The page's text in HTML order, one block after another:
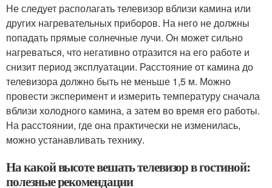
Не следует располагать телевизор вблизи камина или
других нагревательных приборов. На него не должны
попадать прямые солнечные лучи. Он может сильно
нагреваться, что негативно отразится на его работе и
снизит период эксплуатации. Расстояние от камина до
телевизора должно быть не меньше 1,5 м. Можно
провести эксперимент и измерить температуру сначала
вблизи холодного камина, а затем во время его работы.
На расстоянии, где она практически не изменилась,
можно устанавливать технику.
На какой высоте вешать телевизор в гостиной:
полезные рекомендации